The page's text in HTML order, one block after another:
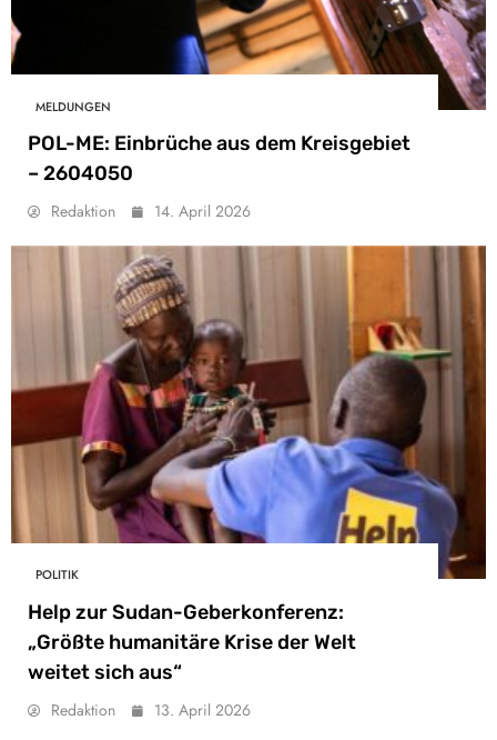
MELDUNGEN
POL-ME: Einbrüche aus dem Kreisgebiet
– 2604050
Redaktion 14. April 2026
POLITIK
Help zur Sudan-Geberkonferenz:
„Größte humanitäre Krise der Welt
weitet sich aus“
Redaktion 13. April 2026